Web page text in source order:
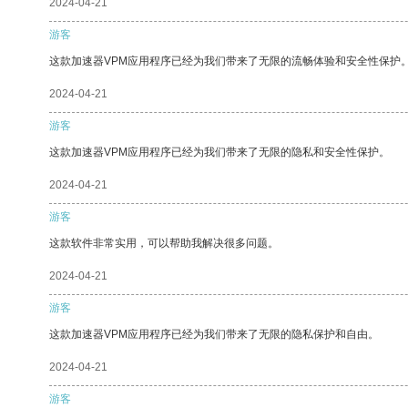
2024-04-21
游客
这款加速器VPM应用程序已经为我们带来了无限的流畅体验和安全性保护
2024-04-21
游客
这款加速器VPM应用程序已经为我们带来了无限的隐私和安全性保护。
2024-04-21
游客
这款软件非常实用，可以帮助我解决很多问题。
2024-04-21
游客
这款加速器VPM应用程序已经为我们带来了无限的隐私保护和自由。
2024-04-21
游客